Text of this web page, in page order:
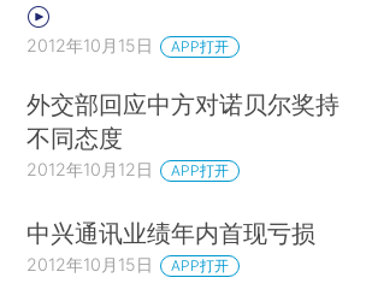
2012年10月15日 APP打开
外交部回应中方对诺贝尔奖持
不同态度
2012年10月12日 APP打开
中兴通讯业绩年内首现亏损
2012年10月15日 APP打开